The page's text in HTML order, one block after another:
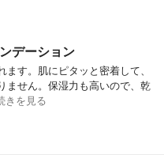
デーション
す。肌にピタッと密着して、
ません。保湿力も高いので、乾
きを見る